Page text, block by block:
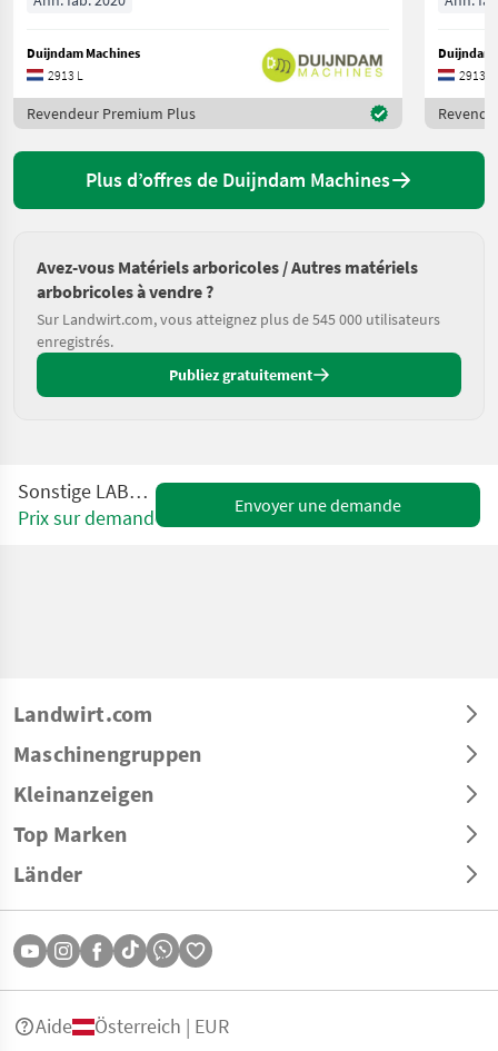
Duijndam Machines
2913 L
Revendeur Premium Plus
Duijndam
2913 L
Plus d’offres de Duijndam Machines
Avez-vous Matériels arboricoles / Autres matériels
arbobricoles à vendre ?
Sur Landwirt.com, vous atteignez plus de 545 000 utilisateurs
enregistrés.
Publiez gratuitement
Sonstige LABELX 140 ES
Prix sur demande
Envoyer une demande
Landwirt.com
Maschinengruppen
Kleinanzeigen
Top Marken
Länder
Aide Österreich | EUR